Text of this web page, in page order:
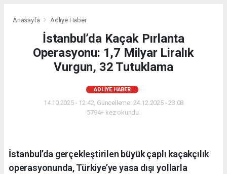
Anasayfa Adliye Haber
İstanbul’da Kaçak Pırlanta
Operasyonu: 1,7 Milyar Liralık
Vurgun, 32 Tutuklama
ADLIYE HABER
14.10.2025 - 12:42, Güncelleme: 24.12.2025 - 23:08
5794+ kez okundu.
İstanbul’da gerçekleştirilen büyük çaplı kaçakçılık
operasyonunda, Türkiye’ye yasa dışı yollarla